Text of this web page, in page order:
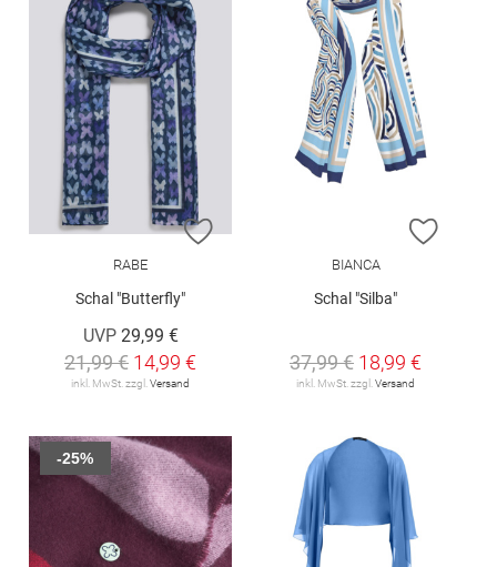
ZUR WUNSCHLISTE HINZUFÜGEN
RABE
Schal "Butterfly"
UVP 29,99 €
21,99 € 14,99 €
inkl. MwSt. zzgl.Versand
ZUR
BIANCA
Schal "Silba"
37,99 € 18,99 €
inkl. MwSt. zzgl.Versand
-25%